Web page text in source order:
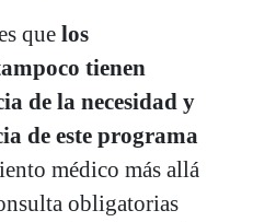
que los
tienen
de la necesidad y
de este programa
médico más allá
obligatorias